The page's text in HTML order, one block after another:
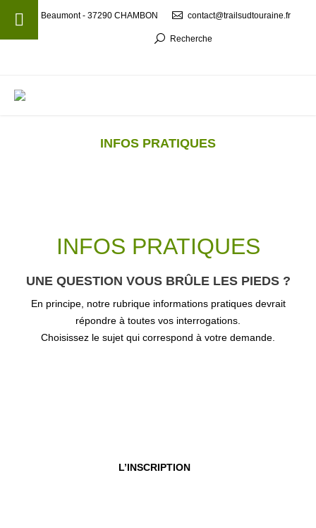
Beaumont - 37290 CHAMBON contact@trailsudtouraine.fr
Recherche
INFOS PRATIQUES
INFOS PRATIQUES
UNE QUESTION VOUS BRÛLE LES PIEDS ?
En principe, notre rubrique informations pratiques devrait
répondre à toutes vos interrogations.
Choisissez le sujet qui correspond à votre demande.
L’INSCRIPTION